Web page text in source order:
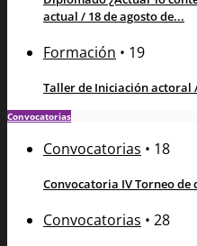
actual / 18 de agosto de...
Formación • 19
Taller de Iniciación actoral
Convocatorias
Convocatorias • 18
Convocatoria IV Torneo de
Convocatorias • 28